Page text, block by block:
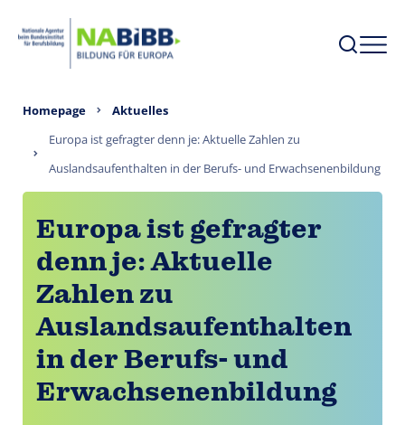
Homepage
Aktuelles
Europa ist gefragter denn je: Aktuelle Zahlen zu
Auslandsaufenthalten in der Berufs- und Erwachsenenbildung
Europa ist gefragter
denn je: Aktuelle
Zahlen zu
Auslandsaufenthalten
in der Berufs- und
Erwachsenenbildung